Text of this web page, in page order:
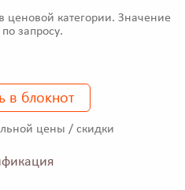
ценовой категории. Значение
запросу.
в блокнот
цены / скидки